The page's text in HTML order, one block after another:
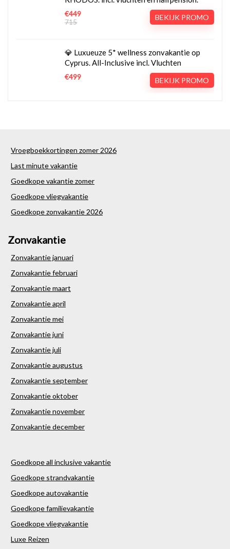
€449
715
BEKIJK PROMO
💎 Luxueuze 5* wellness zonvakantie op
Cyprus. All-Inclusive incl. Vluchten
€499 BEKIJK PROMO
Vroegboekkortingen zomer 2026
Last minute vakantie
Goedkope vakantie zomer
Goedkope vliegvakantie
Goedkope zonvakantie 2026
Zonvakantie
Zonvakantie januari
Zonvakantie februari
Zonvakantie maart
Zonvakantie april
Zonvakantie mei
Zonvakantie juni
Zonvakantie juli
Zonvakantie augustus
Zonvakantie september
Zonvakantie oktober
Zonvakantie november
Zonvakantie december
Goedkope all inclusive vakantie
Goedkope strandvakantie
Goedkope autovakantie
Goedkope familievakantie
Goedkope vliegvakantie
Luxe Reizen